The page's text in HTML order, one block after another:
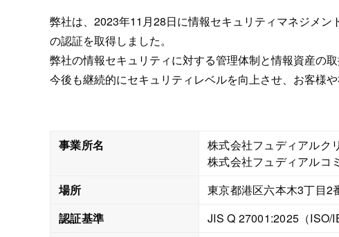
弊社は、2023年11月28日に情報セキュリティマネジメ
の認証を取得しました。
弊社の情報セキュリティに対する管理体制と情報資産の
今後も継続的にセキュリティレベルを向上させ、お客様
事業所名
株式会社フュディアルク
株式会社フュディアルコ
場所
東京都港区六本木3丁目2
認証基準
JIS Q 27001:2025（ISO/